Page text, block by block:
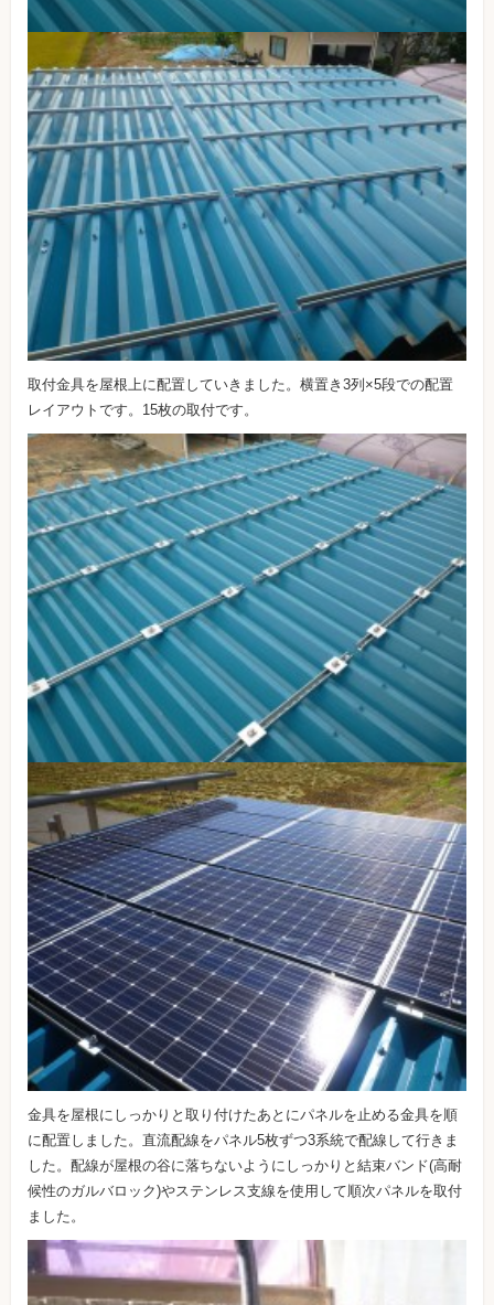
取付金具を屋根上に配置していきました。横置き3列×5段での配置
レイアウトです。15枚の取付です。
金具を屋根にしっかりと取り付けたあとにパネルを止める金具を順
に配置しました。直流配線をパネル5枚ずつ3系統で配線して行きま
した。配線が屋根の谷に落ちないようにしっかりと結束バンド(高耐
候性のガルバロック)やステンレス支線を使用して順次パネルを取付
ました。